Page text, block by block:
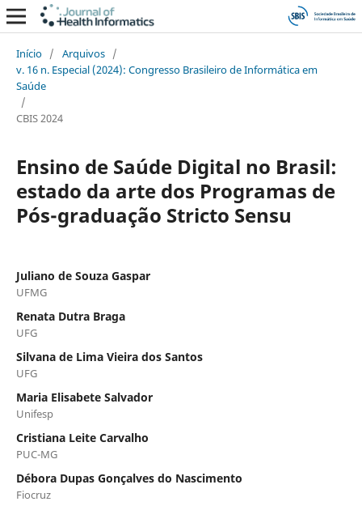
Início / Arquivos /
v. 16 n. Especial (2024): Congresso Brasileiro de Informática em
Saúde
/
CBIS 2024
Ensino de Saúde Digital no Brasil:
estado da arte dos Programas de
Pós-graduação Stricto Sensu
Juliano de Souza Gaspar
UFMG
Renata Dutra Braga
UFG
Silvana de Lima Vieira dos Santos
UFG
Maria Elisabete Salvador
Unifesp
Cristiana Leite Carvalho
PUC-MG
Débora Dupas Gonçalves do Nascimento
Fiocruz